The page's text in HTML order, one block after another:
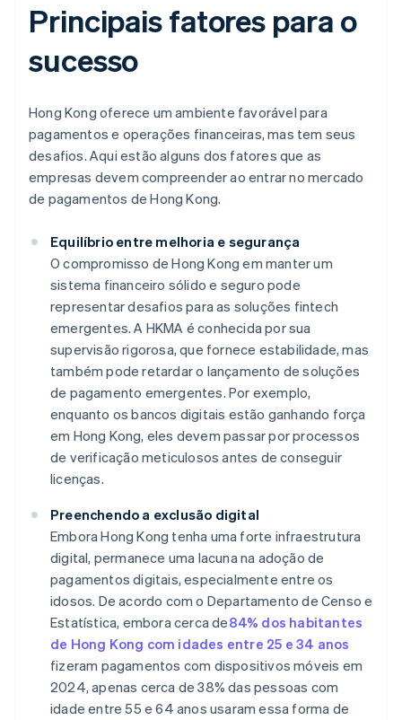
Principais fatores para o
sucesso
Hong Kong oferece um ambiente favorável para
pagamentos e operações financeiras, mas tem seus
desafios. Aqui estão alguns dos fatores que as
empresas devem compreender ao entrar no mercado
de pagamentos de Hong Kong.
Equilíbrio entre melhoria e segurança
O compromisso de Hong Kong em manter um
sistema financeiro sólido e seguro pode
representar desafios para as soluções fintech
emergentes. A HKMA é conhecida por sua
supervisão rigorosa, que fornece estabilidade, mas
também pode retardar o lançamento de soluções
de pagamento emergentes. Por exemplo,
enquanto os bancos digitais estão ganhando força
em Hong Kong, eles devem passar por processos
de verificação meticulosos antes de conseguir
licenças.
Preenchendo a exclusão digital
Embora Hong Kong tenha uma forte infraestrutura
digital, permanece uma lacuna na adoção de
pagamentos digitais, especialmente entre os
idosos. De acordo com o Departamento de Censo e
Estatística, embora cerca de84% dos habitantes
de Hong Kong com idades entre 25 e 34 anos
fizeram pagamentos com dispositivos móveis em
2024, apenas cerca de 38% das pessoas com
idade entre 55 e 64 anos usaram essa forma de